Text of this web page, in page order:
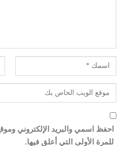
احفظ اسمي والبريد الإلكتروني
للمرة الأولى التي أعلق فيها.